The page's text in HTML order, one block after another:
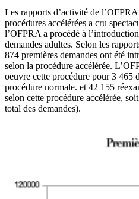
Les rapports d’activité de
procédures accélérées a cru
l’OFPRA a procédé à
demandes adultes. Selon les
874 premières demandes ont été
selon la procédure accélérée.
oeuvre cette procédure pour 3 465
procédure normale. et 42 155
selon cette procédure accélérée,
total des demandes).